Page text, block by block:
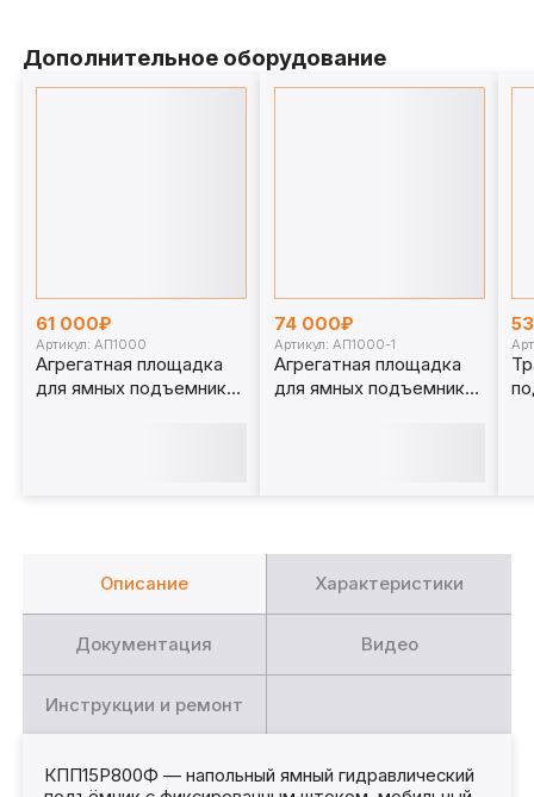
Дополнительное оборудование
61 000₽
Артикул: АП1000
Агрегатная площадка
для ямных подъемников
74 000₽
Артикул: АП1000-1
Агрегатная площадка
для ямных подъемников
Описание Характеристики
Документация Видео
Инструкции и ремонт
КПП15Р800Ф — напольный ямный гидравлический